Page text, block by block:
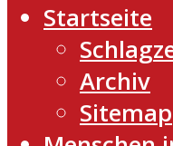
Startseite
Archiv
Sitemap